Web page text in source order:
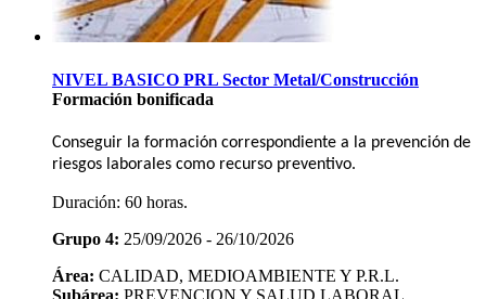
NIVEL BASICO PRL Sector Metal/Construcción
Formación bonificada
Conseguir la formación correspondiente a la prevención de
riesgos laborales como recurso preventivo.
Duración: 60 horas.
Grupo 4: 25/09/2026 - 26/10/2026
Área: CALIDAD, MEDIOAMBIENTE Y P.R.L.
Subárea: PREVENCION Y SALUD LABORAL